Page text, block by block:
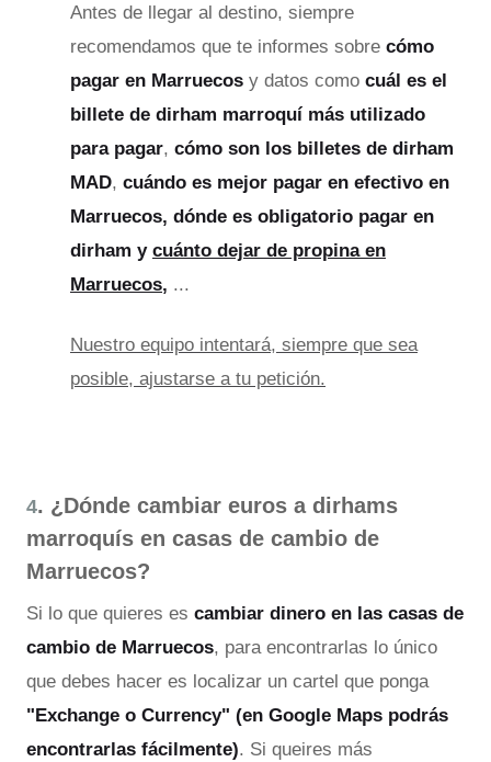
Antes de llegar al destino, siempre
recomendamos que te informes sobre cómo
pagar en Marruecos y datos como cuál es el
billete de dirham marroquí más utilizado
para pagar, cómo son los billetes de dirham
MAD, cuándo es mejor pagar en efectivo en
Marruecos, dónde es obligatorio pagar en
dirham y cuánto dejar de propina en
Marruecos, ...
Nuestro equipo intentará, siempre que sea
posible, ajustarse a tu petición.
4. ¿Dónde cambiar euros a dirhams
marroquís en casas de cambio de
Marruecos?
Si lo que quieres es cambiar dinero en las casas de
cambio de Marruecos, para encontrarlas lo único
que debes hacer es localizar un cartel que ponga
"Exchange o Currency" (en Google Maps podrás
encontrarlas fácilmente). Si queires más